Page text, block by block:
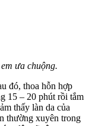
ưa chuộng.
đó, thoa hỗn hợp
15 – 20 phút rồi tắm
thấy làn da của
thường xuyên trong